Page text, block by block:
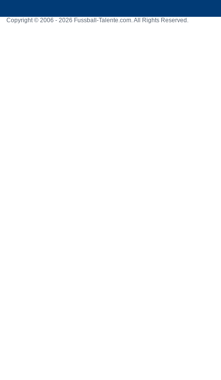
Copyright © 2006 - 2026 Fussball-Talente.com. All Rights Reserved.